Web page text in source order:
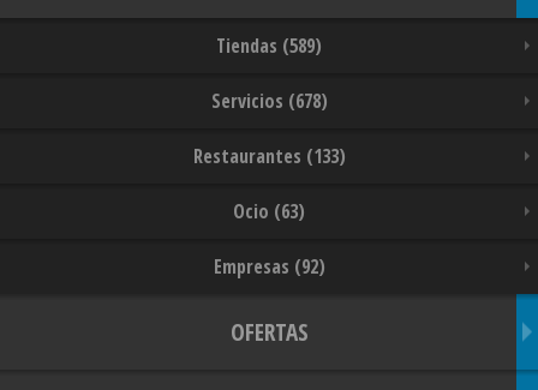
Tiendas (589)
Servicios (678)
Restaurantes (133)
Ocio (63)
Empresas (92)
OFERTAS